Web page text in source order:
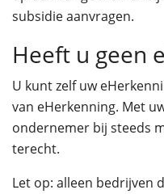
subsidie aanvragen.
Heeft u geen
U kunt zelf uw
van eHerkenning. Met
ondernemer bij steeds
terecht.
Let op: alleen bedrijven